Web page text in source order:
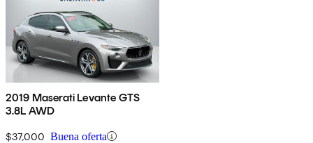
2019 Maserati Levante GTS
3.8L AWD
$37,000 Buena oferta